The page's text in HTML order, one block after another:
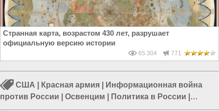
Странная карта, возрастом 430 лет, разрушает
официальную версию истории
65 304 771
США Красная армия
Информационная война
против России
Освенцим Политика в России
Россия и США|Россия и ЕС